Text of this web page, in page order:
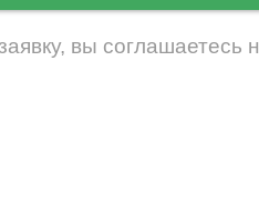
вы соглашаетесь